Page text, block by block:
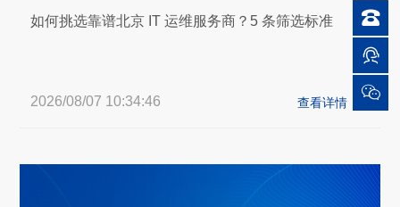



如何挑选靠谱北京 IT 运维服务商？5 条筛选标准
2026/08/07 10:34:46 查看详情 